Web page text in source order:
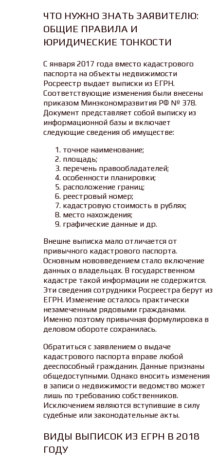
ЧТО НУЖНО ЗНАТЬ ЗАЯВИТЕЛЮ:
ОБЩИЕ ПРАВИЛА И
ЮРИДИЧЕСКИЕ ТОНКОСТИ
С января 2017 года вместо кадастрового
паспорта на объекты недвижимости
Росреестр выдает выписки из ЕГРН.
Соответствующие изменения были внесены
приказом Минэкономразвития РФ № 378.
Документ представляет собой выписку из
информационной базы и включает
следующие сведения об имуществе:
точное наименование;
площадь;
перечень правообладателей;
особенности планировки;
расположение границ;
реестровый номер;
кадастровую стоимость в рублях;
место нахождения;
графические данные и др.
Внешне выписка мало отличается от
привычного кадастрового паспорта.
Основным нововведением стало включение
данных о владельцах. В государственном
кадастре такой информации не содержится.
Эти сведения сотрудники Росреестра берут из
ЕГРН. Изменение осталось практически
незамеченным рядовыми гражданами.
Именно поэтому привычная формулировка в
деловом обороте сохранилась.
Обратиться с заявлением о выдаче
кадастрового паспорта вправе любой
дееспособный гражданин. Данные признаны
общедоступными. Однако вносить изменения
в записи о недвижимости ведомство может
лишь по требованию собственников.
Исключением являются вступившие в силу
судебные или законодательные акты.
ВИДЫ ВЫПИСОК ИЗ ЕГРН В 2018
ГОДУ